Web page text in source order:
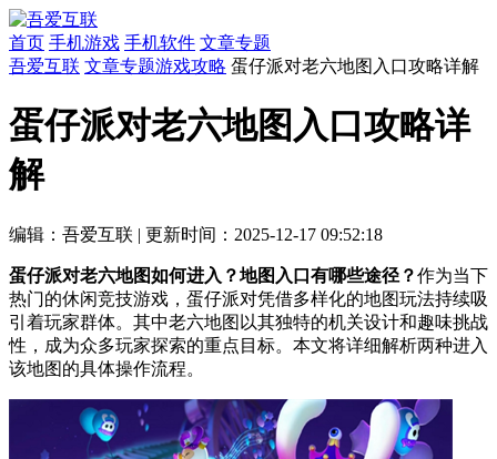
首页 手机游戏 手机软件 文章专题
吾爱互联 文章专题游戏攻略 蛋仔派对老六地图入口攻略详解
蛋仔派对老六地图入口攻略详
解
编辑：吾爱互联 | 更新时间：2025-12-17 09:52:18
蛋仔派对老六地图如何进入？地图入口有哪些途径？作为当下
热门的休闲竞技游戏，蛋仔派对凭借多样化的地图玩法持续吸
引着玩家群体。其中老六地图以其独特的机关设计和趣味挑战
性，成为众多玩家探索的重点目标。本文将详细解析两种进入
该地图的具体操作流程。